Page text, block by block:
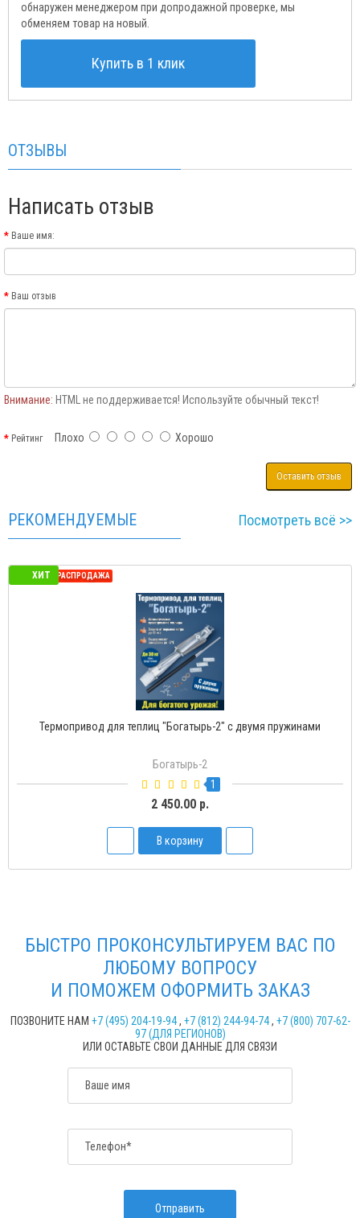
обнаружен менеджером при допродажной проверке, мы
обменяем товар на новый.
Купить в 1 клик
ОТЗЫВЫ
Написать отзыв
Ваше имя:
Ваш отзыв
Внимание: HTML не поддерживается! Используйте обычный текст!
РейтингПлохо Хорошо
Оставить отзыв
РЕКОМЕНДУЕМЫЕ Посмотреть всё >>
ХИТ
СЕЗОННАЯ РАСПРОДАЖА
Термопривод для теплиц "Богатырь-2" с двумя пружинами
Богатырь-2
1
2 450.00 р.
В корзину
БЫСТРО ПРОКОНСУЛЬТИРУЕМ ВАС ПО
ЛЮБОМУ ВОПРОСУ
И ПОМОЖЕМ ОФОРМИТЬ ЗАКАЗ
ПОЗВОНИТЕ НАМ +7 (495) 204-19-94, +7 (812) 244-94-74, +7 (800) 707-62-
97 (ДЛЯ РЕГИОНОВ)
ИЛИ ОСТАВЬТЕ СВОИ ДАННЫЕ ДЛЯ СВЯЗИ
Ваше имя
Телефон*
Отправить